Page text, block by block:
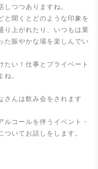
つつありますね。
と聞くとどのような印象を
り上がれたり、いつもは業
た賑やかな場を楽しんでい
たい！仕事とプライベート
。
さんは飲み会をされます
コールを伴うイベント・
いてお話しをします。